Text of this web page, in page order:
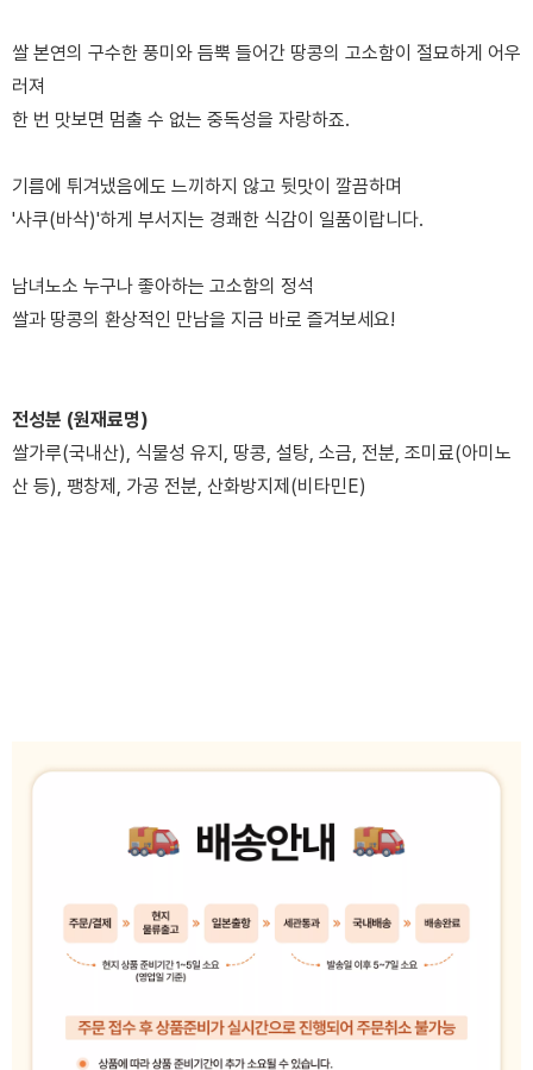
쌀 본연의 구수한 풍미와 듬뿍 들어간 땅콩의 고소함이 절묘하게 어우
러져
한 번 맛보면 멈출 수 없는 중독성을 자랑하죠.
기름에 튀겨냈음에도 느끼하지 않고 뒷맛이 깔끔하며
'사쿠(바삭)'하게 부서지는 경쾌한 식감이 일품이랍니다.
남녀노소 누구나 좋아하는 고소함의 정석
쌀과 땅콩의 환상적인 만남을 지금 바로 즐겨보세요!
전성분 (원재료명)
쌀가루(국내산), 식물성 유지, 땅콩, 설탕, 소금, 전분, 조미료(아미노
산 등), 팽창제, 가공 전분, 산화방지제(비타민E)